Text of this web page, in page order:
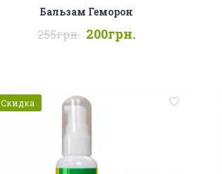
Бальзам Геморон
255грн. 200грн.
Скидка